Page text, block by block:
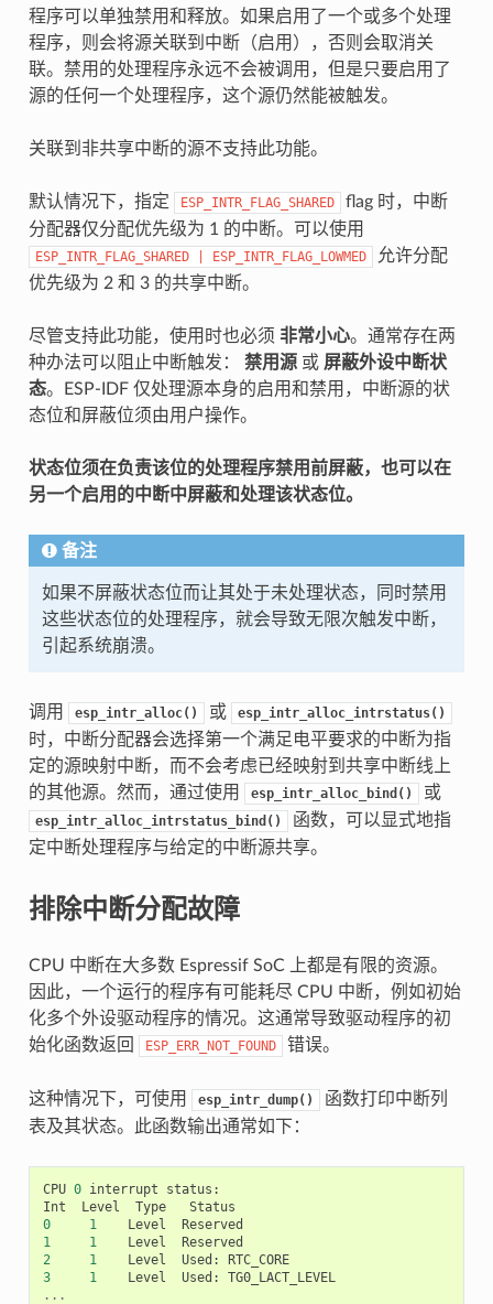
程序可以单独禁用和释放。如果启用了一个或多个处理
程序，则会将源关联到中断（启用），否则会取消关
联。禁用的处理程序永远不会被调用，但是只要启用了
源的任何一个处理程序，这个源仍然能被触发。
关联到非共享中断的源不支持此功能。
默认情况下，指定 ESP_INTR_FLAG_SHARED
flag 时，中断
分配器仅分配优先级为 1 的中断。可以使用
ESP_INTR_FLAG_SHARED ESP_INTR_FLAG_LOWMED
允许分配
优先级为 2 和 3 的共享中断。
尽管支持此功能，使用时也必须 非常小心。通常存在两
种办法可以阻止中断触发： 禁用源或 屏蔽外设中断状
态。ESP-IDF 仅处理源本身的启用和禁用，中断源的状
态位和屏蔽位须由用户操作。
状态位须在负责该位的处理程序禁用前屏蔽，也可以在
另一个启用的中断中屏蔽和处理该状态位。
备注
如果不屏蔽状态位而让其处于未处理状态，同时禁用
这些状态位的处理程序，就会导致无限次触发中断，
引起系统崩溃。
调用 esp_intr_alloc() 或 esp_intr_alloc_intrstatus()
时，中断分配器会选择第一个满足电平要求的中断为指
定的源映射中断，而不会考虑已经映射到共享中断线上
的其他源。然而，通过使用
esp_intr_alloc_bind() 或
esp_intr_alloc_intrstatus_bind()
函数，可以显式地指
定中断处理程序与给定的中断源共享。
排除中断分配故障
CPU 中断在大多数 Espressif SoC 上都是有限的资源。
因此，一个运行的程序有可能耗尽 CPU 中断，例如初始
化多个外设驱动程序的情况。这通常导致驱动程序的初
始化函数返回
ESP_ERR_NOT_FOUND 错误。
这种情况下，可使用 esp_intr_dump()
函数打印中断列
表及其状态。此函数输出通常如下：
CPU 0 interrupt status :
Int
Level Type
Status
0
1 Level
Reserved
1
1 Level
Reserved
2
1 Level Used :
RTC_CORE
3
1 Level Used :
TG0_LACT_LEVEL
...